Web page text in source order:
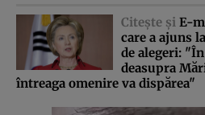
Citeşte şi E-
care a ajuns
de alegeri:
deasupra
întreaga omenire va dispărea"